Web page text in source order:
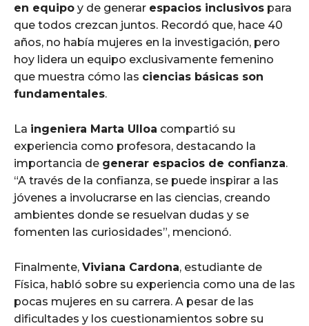
en equipo y de generar espacios inclusivos para
que todos crezcan juntos. Recordó que, hace 40
años, no había mujeres en la investigación, pero
hoy lidera un equipo exclusivamente femenino
que muestra cómo las ciencias básicas son
fundamentales.
La ingeniera Marta Ulloa compartió su
experiencia como profesora, destacando la
importancia de generar espacios de confianza.
“A través de la confianza, se puede inspirar a las
jóvenes a involucrarse en las ciencias, creando
ambientes donde se resuelvan dudas y se
fomenten las curiosidades”, mencionó.
Finalmente, Viviana Cardona, estudiante de
Física, habló sobre su experiencia como una de las
pocas mujeres en su carrera. A pesar de las
dificultades y los cuestionamientos sobre su